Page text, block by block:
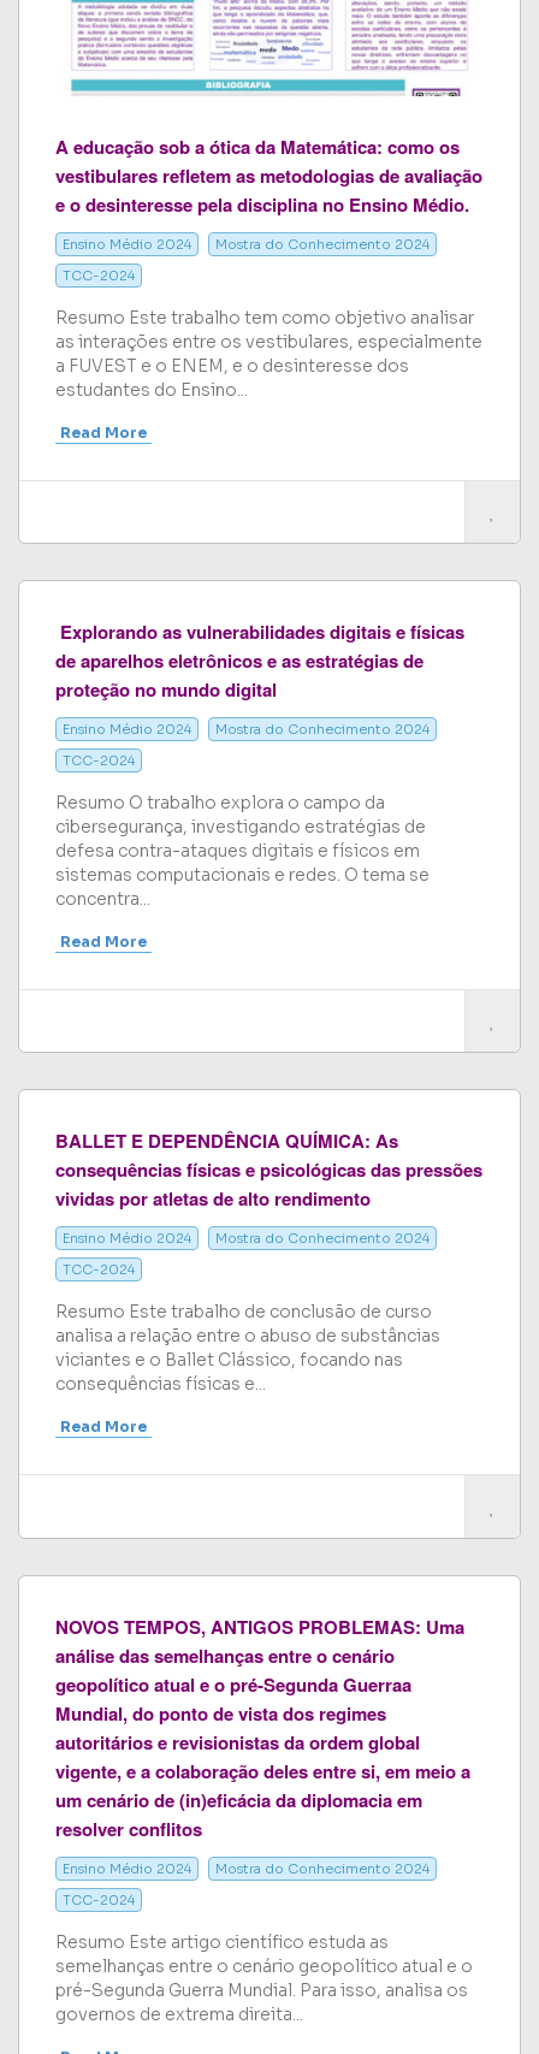
A educação sob a ótica da Matemática: como os
vestibulares refletem as metodologias de avaliação
e o desinteresse pela disciplina no Ensino Médio.
Ensino Médio 2024
Mostra do Conhecimento 2024
TCC-2024
Resumo Este trabalho tem como objetivo analisar
as interações entre os vestibulares, especialmente
a FUVEST e o ENEM, e o desinteresse dos
estudantes do Ensino...
Read More
Explorando as vulnerabilidades digitais e físicas
de aparelhos eletrônicos e as estratégias de
proteção no mundo digital
Ensino Médio 2024
Mostra do Conhecimento 2024
TCC-2024
Resumo O trabalho explora o campo da
cibersegurança, investigando estratégias de
defesa contra-ataques digitais e físicos em
sistemas computacionais e redes. O tema se
concentra...
Read More
BALLET E DEPENDÊNCIA QUÍMICA: As
consequências físicas e psicológicas das pressões
vividas por atletas de alto rendimento
Ensino Médio 2024
Mostra do Conhecimento 2024
TCC-2024
Resumo Este trabalho de conclusão de curso
analisa a relação entre o abuso de substâncias
viciantes e o Ballet Clássico, focando nas
consequências físicas e...
Read More
NOVOS TEMPOS, ANTIGOS PROBLEMAS: Uma
análise das semelhanças entre o cenário
geopolítico atual e o pré-Segunda Guerraa
Mundial, do ponto de vista dos regimes
autoritários e revisionistas da ordem global
vigente, e a colaboração deles entre si, em meio a
um cenário de (in)eficácia da diplomacia em
resolver conflitos
Ensino Médio 2024
Mostra do Conhecimento 2024
TCC-2024
Resumo Este artigo científico estuda as
semelhanças entre o cenário geopolítico atual e o
pré-Segunda Guerra Mundial. Para isso, analisa os
governos de extrema direita...